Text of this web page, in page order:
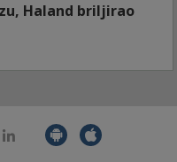
Haland briljirao